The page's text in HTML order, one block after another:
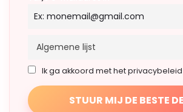
Ik ga akkoord met het privacybeleid